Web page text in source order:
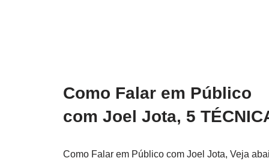
Como Falar em Público
com Joel Jota, 5
Como Falar em Público com Joel Jota, Veja